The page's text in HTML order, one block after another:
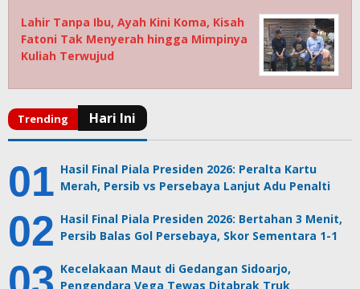
Lahir Tanpa Ibu, Ayah Kini Koma, Kisah
Fatoni Tak Menyerah hingga Mimpinya
Kuliah Terwujud
Hasil Final Piala Presiden 2026: Peralta Kartu
Merah, Persib vs Persebaya Lanjut Adu Penalti
Hasil Final Piala Presiden 2026: Bertahan 3 Menit,
Persib Balas Gol Persebaya, Skor Sementara 1-1
Kecelakaan Maut di Gedangan Sidoarjo,
Pengendara Vega Tewas Ditabrak Truk